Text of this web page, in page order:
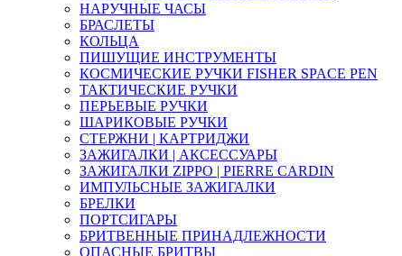
НАРУЧНЫЕ ЧАСЫ
БРАСЛЕТЫ
КОЛЬЦА
ПИШУЩИЕ ИНСТРУМЕНТЫ
КОСМИЧЕСКИЕ РУЧКИ FISHER SPACE PEN
ТАКТИЧЕСКИЕ РУЧКИ
ПЕРЬЕВЫЕ РУЧКИ
ШАРИКОВЫЕ РУЧКИ
СТЕРЖНИ | КАРТРИДЖИ
ЗАЖИГАЛКИ | АКСЕССУАРЫ
ЗАЖИГАЛКИ ZIPPO | PIERRE CARDIN
ИМПУЛЬСНЫЕ ЗАЖИГАЛКИ
БРЕЛКИ
ПОРТСИГАРЫ
БРИТВЕННЫЕ ПРИНАДЛЕЖНОСТИ
ОПАСНЫЕ БРИТВЫ